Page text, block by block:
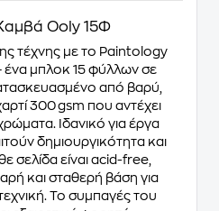
Ooly 15Φ
τέχνης με το Paintology
ένα μπλοκ 15 φύλλων σε
από βαρύ,
300 gsm που αντέχει
Ιδανικό για έργα
δημιουργικότητα και
σελίδα είναι acid-free,
και σταθερή βάση για
Το συμπαγές του